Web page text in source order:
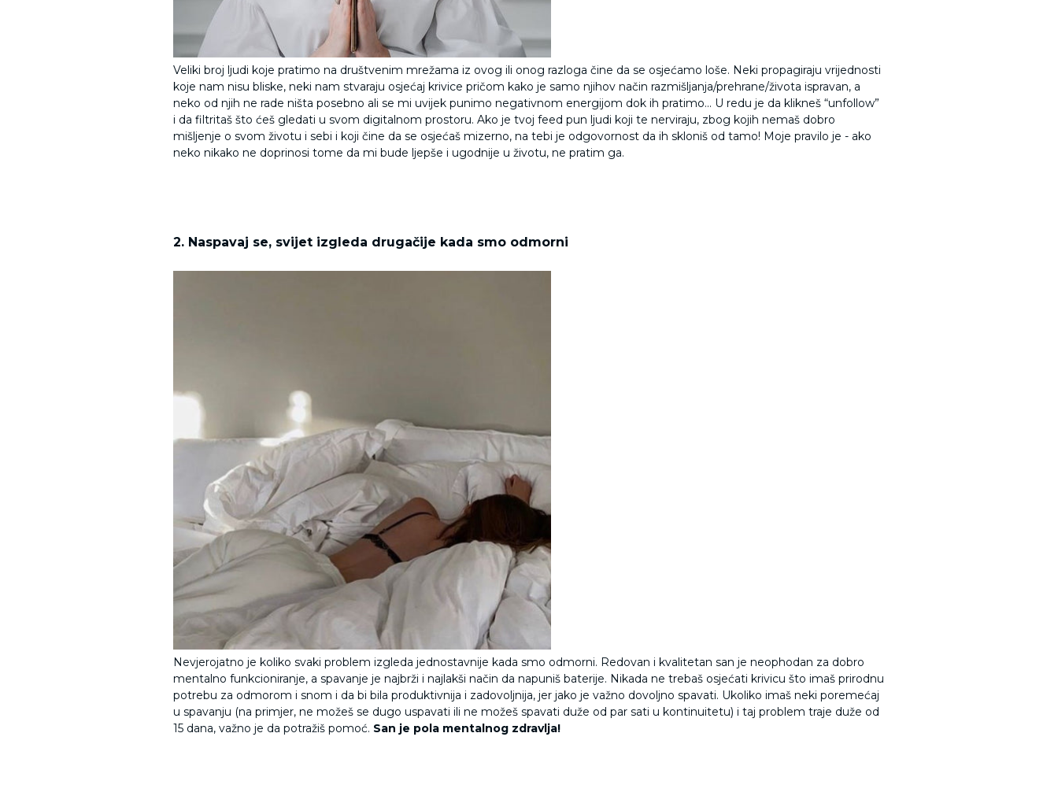
Veliki broj ljudi koje pratimo na društvenim mrežama iz ovog ili onog razloga čine da se osjećamo loše. Neki propagiraju vrijednosti
koje nam nisu bliske, neki nam stvaraju osjećaj krivice pričom kako je samo njihov način razmišljanja/prehrane/života ispravan, a
neko od njih ne rade ništa posebno ali se mi uvijek punimo negativnom energijom dok ih pratimo... U redu je da klikneš “unfollow”
i da filtritaš što ćeš gledati u svom digitalnom prostoru. Ako je tvoj feed pun ljudi koji te nerviraju, zbog kojih nemaš dobro
mišljenje o svom životu i sebi i koji čine da se osjećaš mizerno, na tebi je odgovornost da ih skloniš od tamo! Moje pravilo je - ako
neko nikako ne doprinosi tome da mi bude ljepše i ugodnije u životu, ne pratim ga.
2. Naspavaj se, svijet izgleda drugačije kada smo odmorni
Nevjerojatno je koliko svaki problem izgleda jednostavnije kada smo odmorni. Redovan i kvalitetan san je neophodan za dobro
mentalno funkcioniranje, a spavanje je najbrži i najlakši način da napuniš baterije. Nikada ne trebaš osjećati krivicu što imaš prirodnu
potrebu za odmorom i snom i da bi bila produktivnija i zadovoljnija, jer jako je važno dovoljno spavati. Ukoliko imaš neki poremećaj
u spavanju (na primjer, ne možeš se dugo uspavati ili ne možeš spavati duže od par sati u kontinuitetu) i taj problem traje duže od
15 dana, važno je da potražiš pomoć. San je pola mentalnog zdravlja!